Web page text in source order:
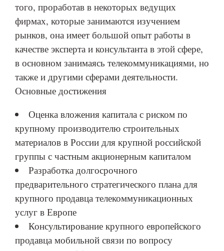
того, проработав в некоторых ведущих
фирмах, которые занимаются изучением
рынков, она имеет большой опыт работы в
качестве эксперта и консультанта в этой сфере,
в основном занимаясь телекоммуникациями, но
также и другими сферами деятельности.
Основные достижения
Оценка вложения капитала с риском по
крупному производителю строительных
материалов в России для крупной российской
группы с частным акционерным капиталом
Разработка долгосрочного
предварительного стратегического плана для
крупного продавца телекоммуникационных
услуг в Европе
Консультирование крупного европейского
продавца мобильной связи по вопросу